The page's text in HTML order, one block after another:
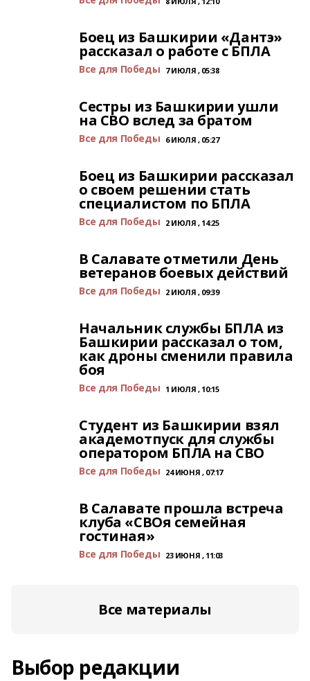
Боец из Башкирии «Дантэ»
рассказал о работе с БПЛА
Все для Победы 7 ИЮЛЯ , 05:38
Сестры из Башкирии ушли
на СВО вслед за братом
Все для Победы 6 ИЮЛЯ , 05:27
Боец из Башкирии рассказал
о своем решении стать
специалистом по БПЛА
Все для Победы 2 ИЮЛЯ , 14:25
В Салавате отметили День
ветеранов боевых действий
Все для Победы 2 ИЮЛЯ , 09:39
Начальник службы БПЛА из
Башкирии рассказал о том,
как дроны сменили правила
боя
Все для Победы 1 ИЮЛЯ , 10:15
Студент из Башкирии взял
академотпуск для службы
оператором БПЛА на СВО
Все для Победы 24 ИЮНЯ , 07:17
В Салавате прошла встреча
клуба «СВОя семейная
гостиная»
Все для Победы 23 ИЮНЯ , 11:03
Все материалы
Выбор редакции